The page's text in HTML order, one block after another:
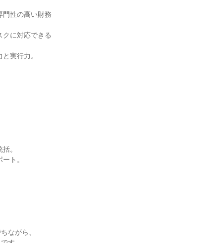
門性の高い財務
クに対応できる
実行力。
。
ト。
ながら、